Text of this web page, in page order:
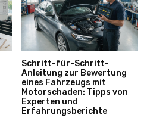
Schritt-für-Schritt-
Anleitung zur Bewertung
eines Fahrzeugs mit
Motorschaden: Tipps von
Experten und
Erfahrungsberichte